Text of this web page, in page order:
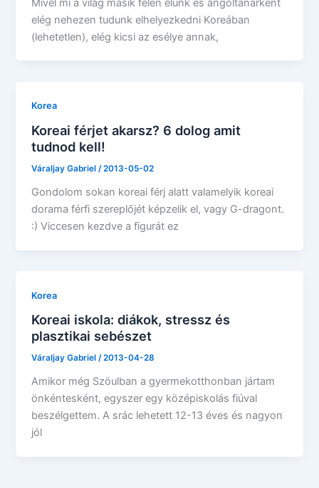
elég nehezen tudunk elhelyezkedni Koreában
(lehetetlen), elég kicsi az esélye annak,
Korea
Koreai férjet akarsz? 6 dolog amit
tudnod kell!
Váraljay Gabriel/2013-05-02
Gondolom sokan koreai férj alatt valamelyik koreai
dorama férfi szereplőjét képzelik el, vagy G-dragont.
:) Viccesen kezdve a figurát ez
Korea
Koreai iskola: diákok, stressz és
plasztikai sebészet
Váraljay Gabriel/2013-04-28
Amikor még Szöulban a gyermekotthonban jártam
önkéntesként, egyszer egy középiskolás fiúval
beszélgettem. A srác lehetett 12-13 éves és nagyon
jól